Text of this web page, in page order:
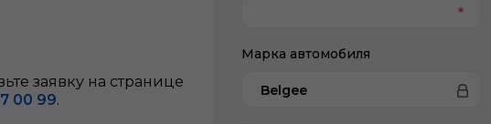
заявку на странице
00 99.
Марка автомобиля
Belgee